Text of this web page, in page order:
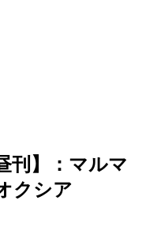
刊】：マルマ
クシア